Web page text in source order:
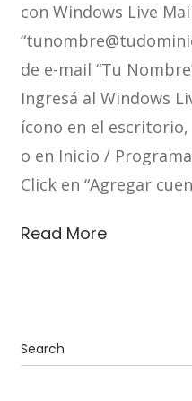
con Windows Live
de e-mail “Tu
Ingresá al Windows
ícono en el
o en Inicio /
Click en “Agregar
Read More